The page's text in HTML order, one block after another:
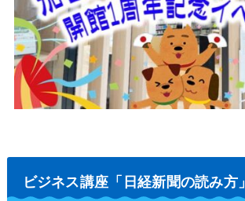
ビジネス講座「日経新聞の読み方」